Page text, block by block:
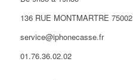
136 RUE MONTMARTRE 75002
service@iphonecasse.fr
01.76.36.02.02